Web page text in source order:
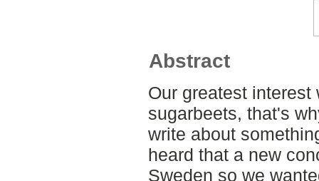
Abstract
Our greatest
sugarbeets, that's
write about
heard that a new
Sweden so we